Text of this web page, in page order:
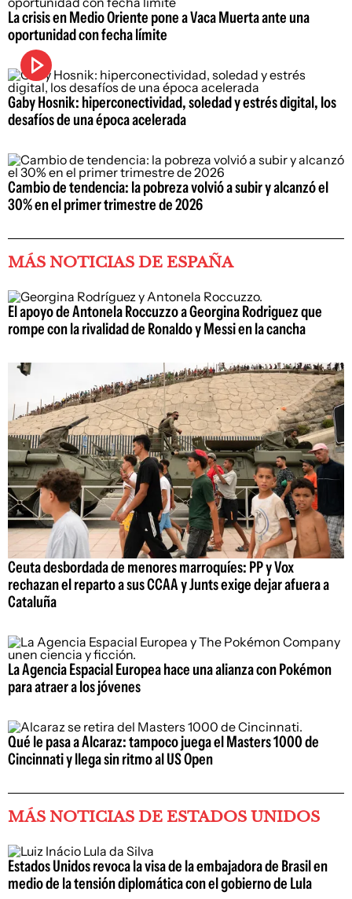
La crisis en Medio Oriente pone a Vaca Muerta ante una
oportunidad con fecha límite
Gaby Hosnik: hiperconectividad, soledad y estrés digital, los
desafíos de una época acelerada
Cambio de tendencia: la pobreza volvió a subir y alcanzó el
30% en el primer trimestre de 2026
MÁS NOTICIAS DE ESPAÑA
El apoyo de Antonela Roccuzzo a Georgina Rodriguez que
rompe con la rivalidad de Ronaldo y Messi en la cancha
Ceuta desbordada de menores marroquíes: PP y Vox
rechazan el reparto a sus CCAA y Junts exige dejar afuera a
Cataluña
La Agencia Espacial Europea hace una alianza con Pokémon
para atraer a los jóvenes
Qué le pasa a Alcaraz: tampoco juega el Masters 1000 de
Cincinnati y llega sin ritmo al US Open
MÁS NOTICIAS DE ESTADOS UNIDOS
Estados Unidos revoca la visa de la embajadora de Brasil en
medio de la tensión diplomática con el gobierno de Lula